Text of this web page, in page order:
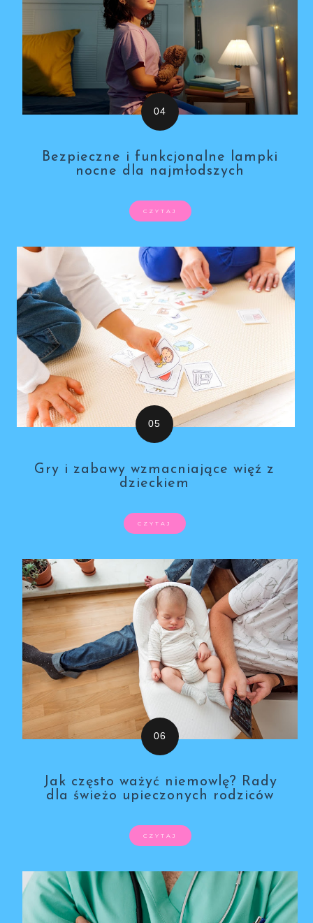
Bezpieczne i funkcjonalne lampki
nocne dla najmłodszych
CZYTAJ
Gry i zabawy wzmacniające więź z
dzieckiem
CZYTAJ
Jak często ważyć niemowlę? Rady
dla świeżo upieczonych rodziców
CZYTAJ